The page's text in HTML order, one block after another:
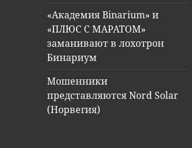
«Академия Binarium» и
«ПЛЮС С МАРАТОМ»
заманивают в лохотрон
Бинариум
Мошенники
представляются Nord Solar
(Норвегия)